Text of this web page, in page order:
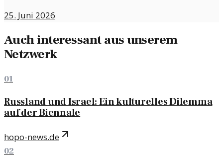
25. Juni 2026
Auch interessant aus unserem
Netzwerk
01
Russland und Israel: Ein kulturelles Dilemma
auf der Biennale
hopo-news.de
02